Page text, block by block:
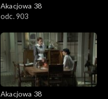
Akacjowa 38
odc. 903
Akacjowa 38